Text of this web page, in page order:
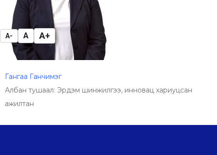
Гангаа Ганчимэг
Албан тушаал: Эрдэм шинжилгээ, инновац хариуцсан
ажилтан
A- A A+